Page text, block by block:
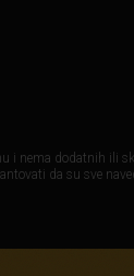
i nema dodatnih
da su sve